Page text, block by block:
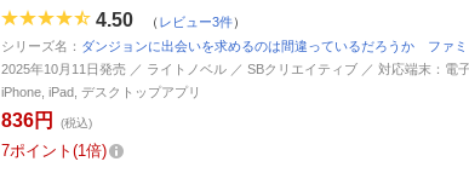
4.50 （ レビュー3件）
シリーズ名： ダンジョンに出会いを求めるのは間違っているだろうか ファミ
2025年10月11日発売 ／ ライトノベル ／ SBクリエイティブ ／ 対応端末：電
iPhone, iPad, デスクトップアプリ
836円 (税込)
7ポイント 1倍